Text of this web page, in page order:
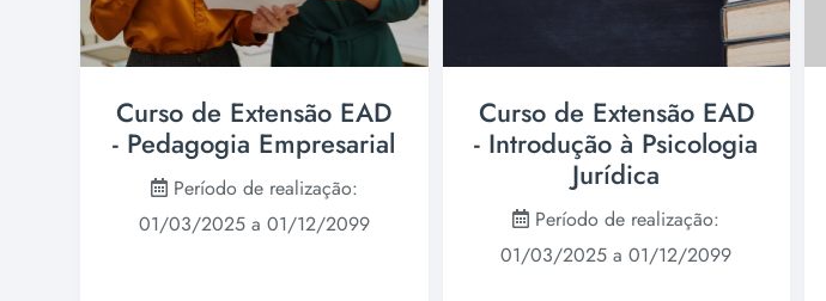
Curso de Extensão EAD
- Pedagogia Empresarial
Período de realização:
01/03/2025 a 01/12/2099
Curso de Extensão EAD
- Introdução à Psicologia
Jurídica
Período de realização:
01/03/2025 a 01/12/2099